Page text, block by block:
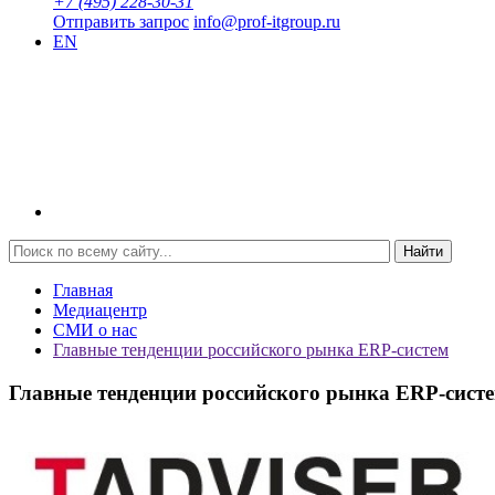
Отправить запрос info@prof-itgroup.ru
EN
Найти
Главная
Медиацентр
СМИ о нас
Главные тенденции российского рынка ERP-систем
Главные тенденции российского рынка ERP-